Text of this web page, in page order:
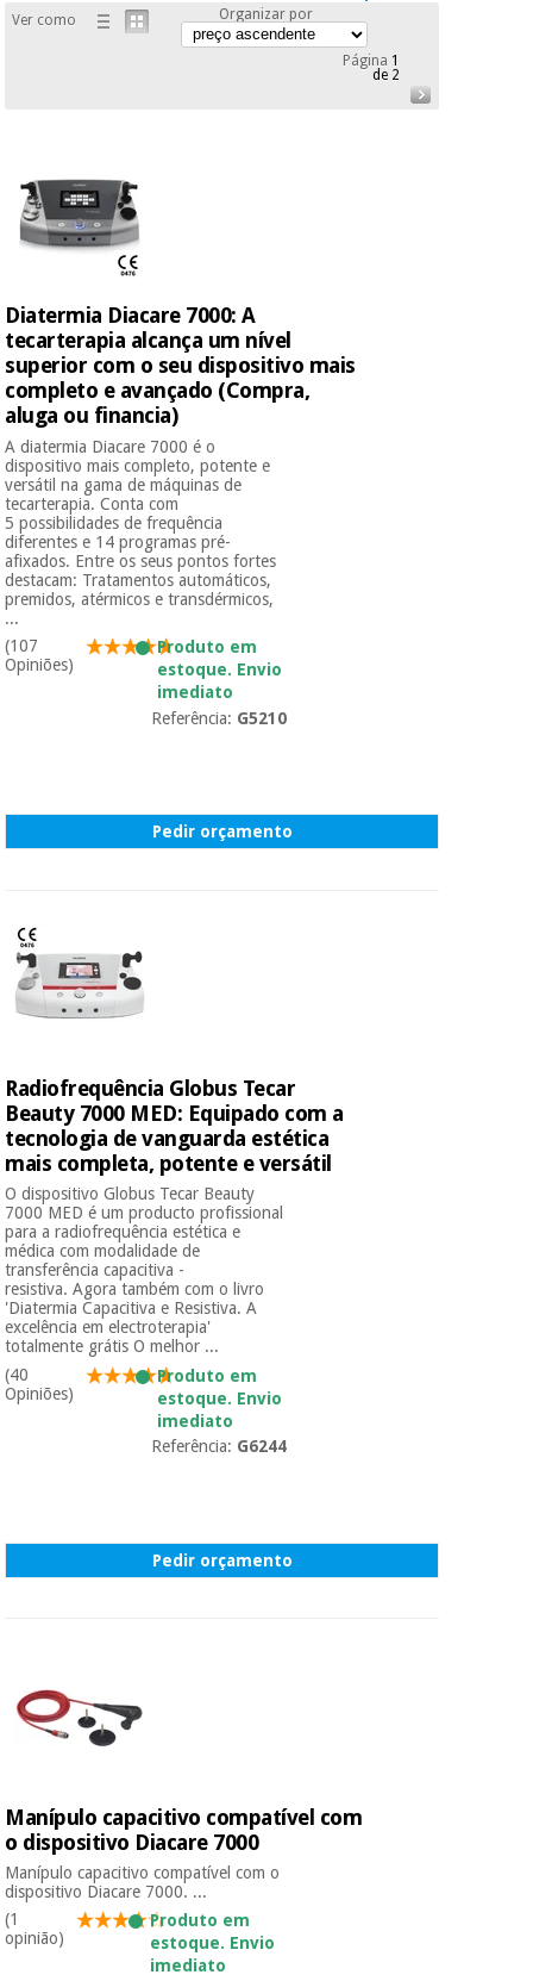
Ver como
Organizar por
Página 1
de 2
Diatermia Diacare 7000: A
tecarterapia alcança um nível
superior com o seu dispositivo mais
completo e avançado (Compra,
aluga ou financia)
A diatermia Diacare 7000 é o
dispositivo mais completo, potente e
versátil na gama de máquinas de
tecarterapia. Conta com
5 possibilidades de frequência
diferentes e 14 programas pré-
afixados. Entre os seus pontos fortes
destacam: Tratamentos automáticos,
premidos, atérmicos e transdérmicos,
...
(107
Opiniões)
Produto em
estoque. Envio
imediato
Referência: G5210
Pedir orçamento
Radiofrequência Globus Tecar
Beauty 7000 MED: Equipado com a
tecnologia de vanguarda estética
mais completa, potente e versátil
O dispositivo Globus Tecar Beauty
7000 MED é um producto profissional
para a radiofrequência estética e
médica com modalidade de
transferência capacitiva -
resistiva. Agora também com o livro
'Diatermia Capacitiva e Resistiva. A
excelência em electroterapia'
totalmente grátis O melhor ...
(40
Opiniões)
Produto em
estoque. Envio
imediato
Referência: G6244
Pedir orçamento
Manípulo capacitivo compatível com
o dispositivo Diacare 7000
Manípulo capacitivo compatível com o
dispositivo Diacare 7000. ...
(1
opinião)
Produto em
estoque. Envio
imediato